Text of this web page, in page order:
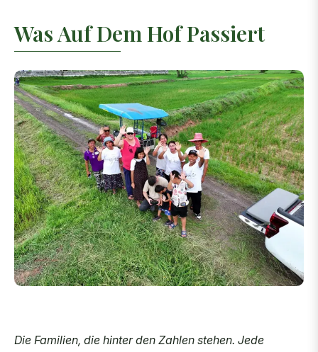
Was Auf Dem Hof Passiert
Die Familien, die hinter den Zahlen stehen. Jede